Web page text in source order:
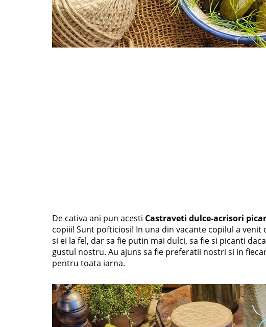
De cativa ani pun acesti Castraveti dulce-acrisori
copiii! Sunt pofticiosi! In una din vacante copilul a venit
si ei la fel, dar sa fie putin mai dulci, sa fie si picanti
gustul nostru. Au ajuns sa fie preferatii nostri si in
pentru toata iarna.